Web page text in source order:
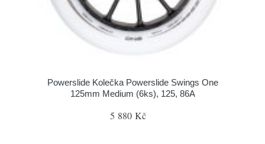
Powerslide Kolečka Powerslide Swings One
125mm Medium (6ks), 125, 86A
5 880 Kč